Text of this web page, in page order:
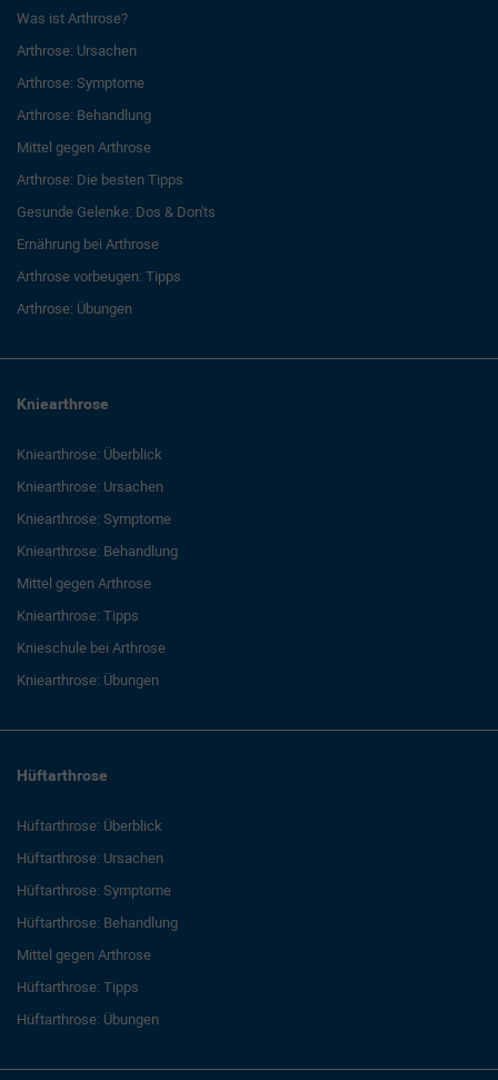
Was ist Arthrose?
Arthrose: Ursachen
Arthrose: Symptome
Arthrose: Behandlung
Mittel gegen Arthrose
Arthrose: Die besten Tipps
Gesunde Gelenke: Dos & Don'ts
Ernährung bei Arthrose
Arthrose vorbeugen: Tipps
Arthrose: Übungen
Kniearthrose
Kniearthrose: Überblick
Kniearthrose: Ursachen
Kniearthrose: Symptome
Kniearthrose: Behandlung
Mittel gegen Arthrose
Kniearthrose: Tipps
Knieschule bei Arthrose
Kniearthrose: Übungen
Hüftarthrose
Hüftarthrose: Überblick
Hüftarthrose: Ursachen
Hüftarthrose: Symptome
Hüftarthrose: Behandlung
Mittel gegen Arthrose
Hüftarthrose: Tipps
Hüftarthrose: Übungen